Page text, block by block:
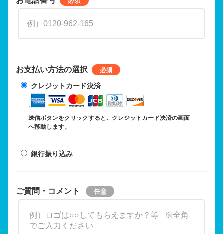
お支払い方法の選択
クレジットカード決済
送信ボタンをクリックすると、クレジットカード決済の画面
へ移動します。
銀行振り込み
ご質問・コメント